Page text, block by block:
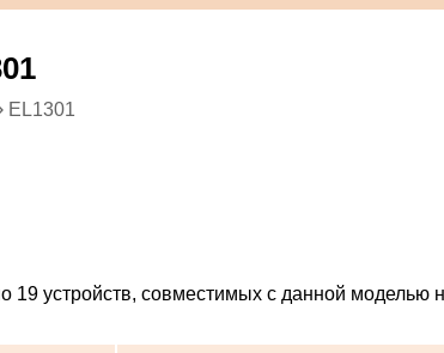
EL1301
19 устройств, совместимых с данной моделью